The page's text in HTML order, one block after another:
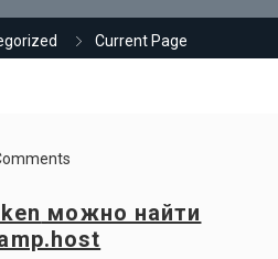
Current Page
можно найти